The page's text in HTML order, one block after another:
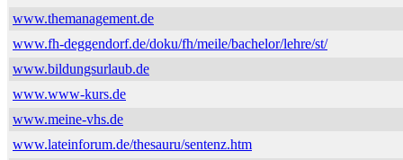
www.themanagement.de
www.fh-deggendorf.de/doku/fh/meile/bachelor/lehre/st/
www.bildungsurlaub.de
www.www-kurs.de
www.meine-vhs.de
www.lateinforum.de/thesauru/sentenz.htm